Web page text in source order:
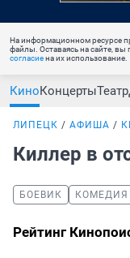
На информационном ресурсе
файлы. Оставаясь на сайте, вы
согласиена их использование.
КиноКонцертыТеатр
ЛИПЕЦК АФИША
Киллер в
БОЕВИК КОМЕДИЯ
Рейтинг